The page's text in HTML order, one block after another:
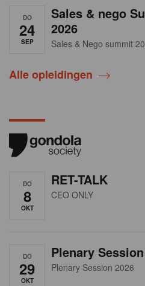
DO
24
SEP
Sales & nego
2026
Sales & Nego summit
Alle opleidingen
DO
8
OKT
RET-TALK
CEO ONLY
DO
29
OKT
Plenary
Plenary Session 2026